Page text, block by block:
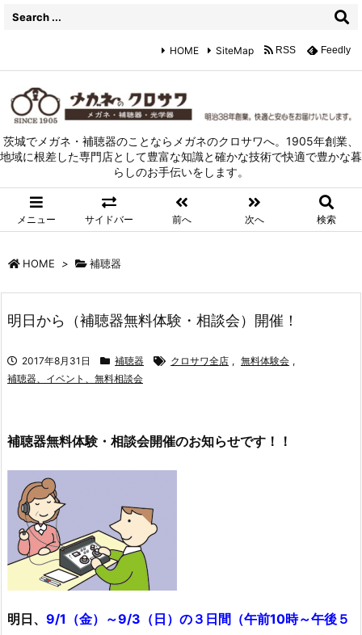
茨城でメガネ・補聴器のことならメガネのクロサワへ。1905年創業、
地域に根差した専門店として豊富な知識と確かな技術で快適で豊かな暮
らしのお手伝いをします。
メニュー サイドバー 前へ 次へ 検索
HOME SiteMap RSS Feedly
HOME > 補聴器
明日から（補聴器無料体験・相談会）開催！
2017年8月31日 補聴器 クロサワ全店 , 無料体験会 ,
補聴器、イベント、無料相談会
補聴器無料体験・相談会開催のお知らせです！！
明日、 9/1（金）～9/3（日）の３日間（午前10時～午後５